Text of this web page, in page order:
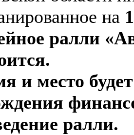
на
ралли
и место
ралли.